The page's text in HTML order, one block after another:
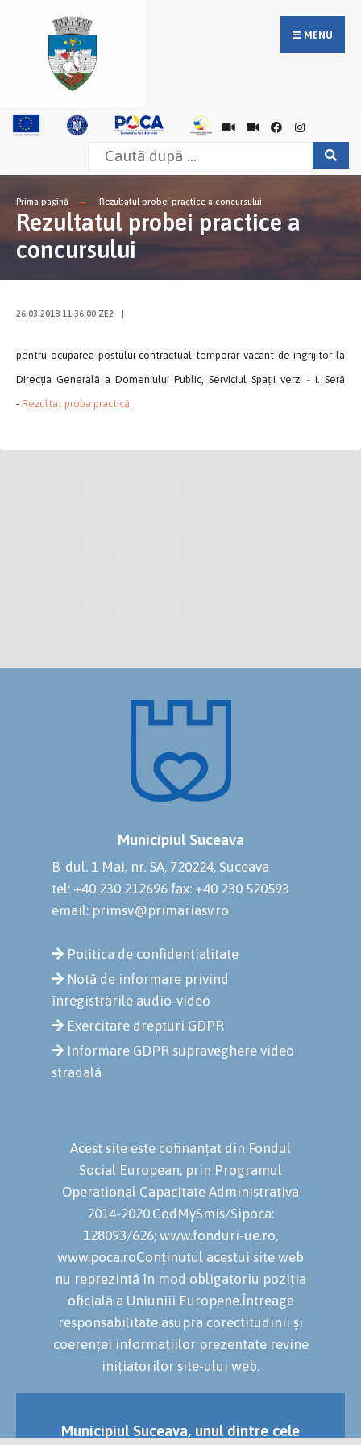
MENU
Prima pagină Rezultatul probei practice a concursului
Rezultatul probei practice a
concursului
26.03.2018 11:36:00 ZE2
pentru ocuparea postului contractual temporar vacant de îngrijitor la
Direcția Generală a Domeniului Public, Serviciul Spații verzi - I. Seră
- Rezultat proba practică
Municipiul Suceava
B-dul. 1 Mai, nr. 5A, 720224, Suceava
tel: +40 230 212696 fax: +40 230 520593
email: primsv@primariasv.ro
Politica de confidențialitate
Notă de informare privind
înregistrările audio-video
Exercitare drepturi GDPR
Informare GDPR supraveghere video
stradală
Acest site este cofinanțat din Fondul
Social European, prin Programul
Operational Capacitate Administrativa
2014-2020.CodMySmis/Sipoca:
128093/626; www.fonduri-ue.ro,
www.poca.roConținutul acestui site web
nu reprezintă în mod obligatoriu poziția
oficială a Uniuniii Europene.Întreaga
responsabilitate asupra corectitudinii și
coerenței informațiilor prezentate revine
inițiatorilor site-ului web.
Municipiul Suceava, unul dintre cele